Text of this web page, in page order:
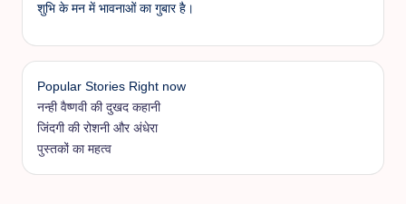
शुभि के मन में भावनाओं का गुबार है।
Popular Stories Right now
नन्ही वैष्णवी की दुखद कहानी
जिंदगी की रोशनी और अंधेरा
पुस्तकों का महत्व